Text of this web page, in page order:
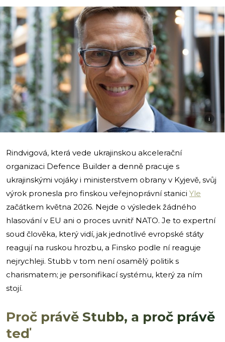
i
Rindvigová, která vede ukrajinskou akcelerační
organizaci Defence Builder a denně pracuje s
ukrajinskými vojáky i ministerstvem obrany v Kyjevě, svůj
výrok pronesla pro finskou veřejnoprávní stanici Yle
začátkem května 2026. Nejde o výsledek žádného
hlasování v EU ani o proces uvnitř NATO. Je to expertní
soud člověka, který vidí, jak jednotlivé evropské státy
reagují na ruskou hrozbu, a Finsko podle ní reaguje
nejrychleji. Stubb v tom není osamělý politik s
charismatem; je personifikací systému, který za ním
stojí.
Proč právě Stubb, a proč právě
teď